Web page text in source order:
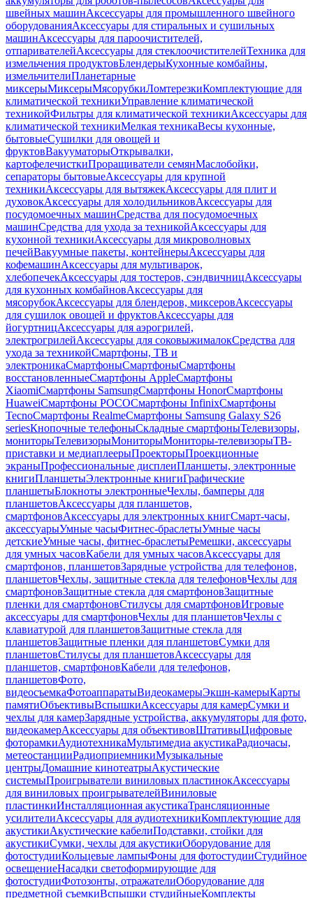
швейных машинАксессуары для промышленного швейного
оборудованияАксессуары для стиральных и сушильных
машинАксессуары для пароочистителей,
отпаривателейАксессуары для стеклоочистителейТехника для
измельчения продуктовБлендерыКухонные комбайны,
измельчителиПланетарные
миксерыМиксерыМясорубкиЛомтерезкиКомплектующие для
климатической техникиУправление климатической
техникойФильтры для климатической техникиАксессуары для
климатической техникиМелкая техникаВесы кухонные,
бытовыеСушилки для овощей и
фруктовВакууматорыОткрывалки,
картофелечисткиПроращиватели семянМаслобойки,
сепараторы бытовыеАксессуары для крупной
техникиАксессуары для вытяжекАксессуары для плит и
духовокАксессуары для холодильниковАксессуары для
посудомоечных машинСредства для посудомоечных
машинСредства для ухода за техникойАксессуары для
кухонной техникиАксессуары для микроволновых
печейВакуумные пакеты, контейнерыАксессуары для
кофемашинАксессуары для мультиварок,
хлебопечекАксессуары для тостеров, сэндвичницАксессуары
для кухонных комбайновАксессуары для
мясорубокАксессуары для блендеров, миксеровАксессуары
для сушилок овощей и фруктовАксессуары для
йогуртницАксессуары для аэрогрилей,
электрогрилейАксессуары для соковыжималокСредства для
ухода за техникойСмартфоны, ТВ и
электроникаСмартфоныСмартфоныСмартфоны
восстановленныеСмартфоны AppleСмартфоны
XiaomiСмартфоны SamsungСмартфоны HonorСмартфоны
HuaweiСмартфоны POCOСмартфоны InfinixСмартфоны
TecnoСмартфоны RealmeСмартфоны Samsung Galaxy S26
seriesКнопочные телефоныСкладные смартфоныТелевизоры,
мониторыТелевизорыМониторыМониторы-телевизорыТВ-
приставки и медиаплеерыПроекторыПроекционные
экраныПрофессиональные дисплеиПланшеты, электронные
книгиПланшетыЭлектронные книгиГрафические
планшетыБлокноты электронныеЧехлы, бамперы для
планшетовАксессуары для планшетов,
смартфоновАксессуары для электронных книгСмарт-часы,
аксессуарыУмные часыФитнес-браслетыУмные часы
детскиеУмные часы, фитнес-браслетыРемешки, аксессуары
для умных часовКабели для умных часовАксессуары для
смартфонов, планшетовЗарядные устройства для телефонов,
планшетовЧехлы, защитные стекла для телефоновЧехлы для
смартфоновЗащитные стекла для смартфоновЗащитные
пленки для смартфоновСтилусы для смартфоновИгровые
аксессуары для смартфоновЧехлы для планшетовЧехлы с
клавиатурой для планшетовЗащитные стекла для
планшетовЗащитные пленки для планшетовСумки для
планшетовСтилусы для планшетовАксессуары для
планшетов, смартфоновКабели для телефонов,
планшетовФото,
видеосъемкаФотоаппаратыВидеокамерыЭкшн-камерыКарты
памятиОбъективыВспышкиАксессуары для камерСумки и
чехлы для камерЗарядные устройства, аккумуляторы для фото,
видеокамерАксессуары для объективовШтативыЦифровые
фоторамкиАудиотехникаМультимедиа акустикаРадиочасы,
метеостанцииРадиоприемникиМузыкальные
центрыДомашние кинотеатрыАкустические
системыПроигрыватели виниловых пластинокАксессуары
для виниловых проигрывателейВиниловые
пластинкиИнсталляционная акустикаТрансляционные
усилителиАксессуары для аудиотехникиКомплектующие для
акустикиАкустические кабелиПодставки, стойки для
акустикиСумки, чехлы для акустикиОборудование для
фотостудииКольцевые лампыФоны для фотостудииСтудийное
освещениеНасадки светоформирующие для
фотостудииФотозонты, отражателиОборудование для
предметной съемкиВспышки студийныеКомплекты